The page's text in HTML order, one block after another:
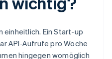
einheitlich. Ein Start-up
API-Aufrufe pro Woche
hingegen womöglich